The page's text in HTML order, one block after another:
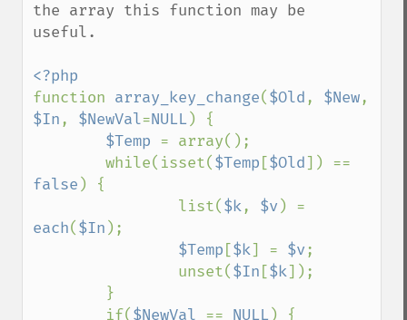
the array this function may be
useful.
function array_key_change($Old, $New
$In, $NewVal=NULL ) {
$Temp = array();
        while(isset(
$Temp [$Old
false ) {
                list(
$k, $v
each($In );
$Temp [$k] = $v;
                unset(
$In [$k]);
        if(
$NewVal == NULL ) {